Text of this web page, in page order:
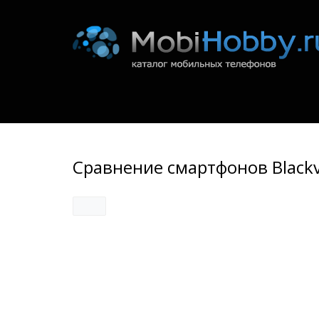
Сравнение смартфонов